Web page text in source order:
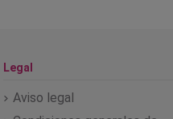
Legal
Aviso legal